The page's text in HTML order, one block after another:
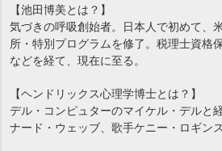
【池田博美とは？】
気づきの呼吸創始者。日本人で初めて、
所・特別プログラムを修了。税理士資格
などを経て、現在に至る。
【ヘンドリックス心理学博士とは？】
デル・コンピュターのマイケル・デルと
ナード・ウェッブ、歌手ケニー・ロギン